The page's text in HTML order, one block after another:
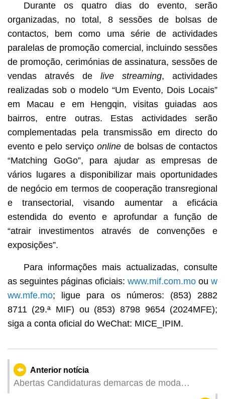
Durante os quatro dias do evento, serão
organizadas, no total, 8 sessões de bolsas de
contactos, bem como uma série de actividades
paralelas de promoção comercial, incluindo sessões
de promoção, cerimónias de assinatura, sessões de
vendas através delive streaming, actividades
realizadas sob o modelo “Um Evento, Dois Locais”
em Macau e em Hengqin, visitas guiadas aos
bairros, entre outras. Estas actividades serão
complementadas pela transmissão em directo do
evento e pelo serviço online de bolsas de contactos
“Matching GoGo”, para ajudar as empresas de
vários lugares a disponibilizar mais oportunidades
de negócio em termos de cooperação transregional
e transectorial, visando aumentar a eficácia
estendida do evento e aprofundar a função de
“atrair investimentos através de convenções e
exposições”.
Para informações mais actualizadas, consulte
as seguintes páginas oficiais:www.mif.com.mo ouw
ww.mfe.mo; ligue para os números: (853) 2882
8711 (29.ª MIF) ou (853) 8798 9654 (2024MFE);
siga a conta oficial do WeChat: MICE_IPIM.
Anterior notícia
Abertas Candidaturas demarcas de moda